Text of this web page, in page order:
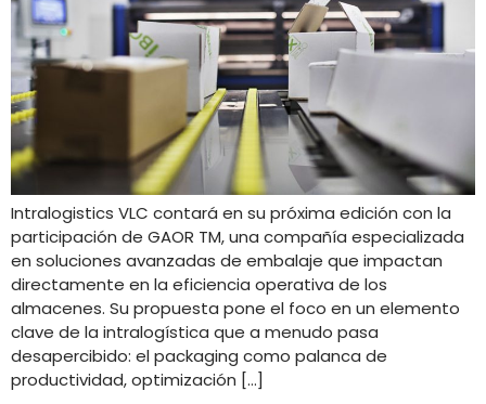
Intralogistics VLC contará en su próxima edición con la
participación de GAOR TM, una compañía especializada
en soluciones avanzadas de embalaje que impactan
directamente en la eficiencia operativa de los
almacenes. Su propuesta pone el foco en un elemento
clave de la intralogística que a menudo pasa
desapercibido: el packaging como palanca de
productividad, optimización […]